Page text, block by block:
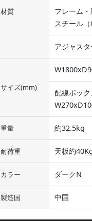
材質
フレーム
スチール（
アジャス
サイズ(mm)
配線ボック
重量 約32.5kg
耐荷重 天板約
カラー ダークN
製造国 中国